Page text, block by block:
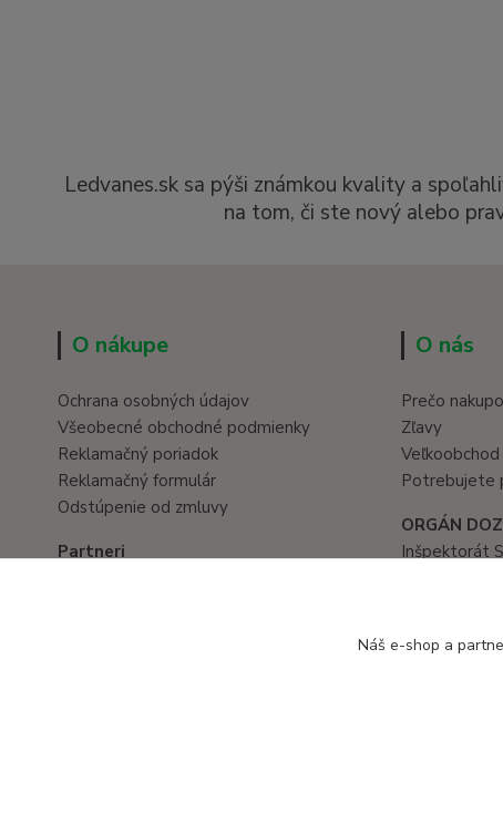
Ledvanes.sk sa pýši známkou kvality a
na tom, či ste nový alebo
O nákupe
Ochrana osobných údajov
Všeobecné obchodné podmienky
Reklamačný poriadok
Reklamačný formulár
Odstúpenie od zmluvy
Partneri
O nás
Prečo
Zľavy
Veľkoobchod
Potrebujete
ORGÁN
Inšpektorát
Náš e-shop a